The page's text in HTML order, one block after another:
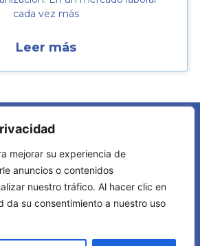
mejorar su experiencia de
anuncios o contenidos
nuestro tráfico. Al hacer clic en
da su consentimiento a nuestro uso
cada vez más
Leer más
| Política de Privacidad|Política
Todos los derechos reservados.